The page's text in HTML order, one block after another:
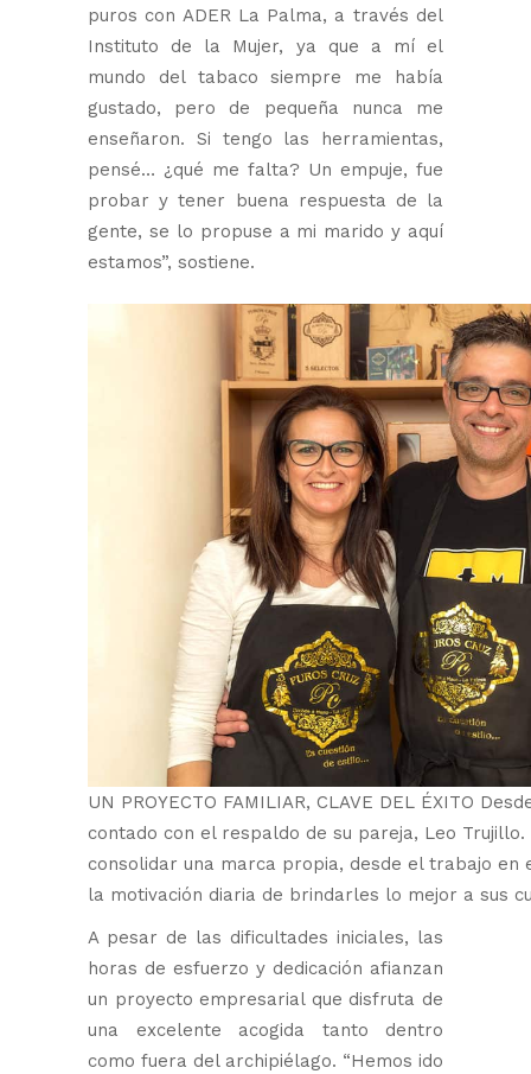
puros con ADER La Palma, a través del
Instituto de la Mujer, ya que a mí el
mundo del tabaco siempre me había
gustado, pero de pequeña nunca me
enseñaron. Si tengo las herramientas,
pensé… ¿qué me falta? Un empuje, fue
probar y tener buena respuesta de la
gente, se lo propuse a mi marido y aquí
estamos”, sostiene.
UN PROYECTO FAMILIAR, CLAVE DEL ÉXITO
contado con el respaldo de su pareja, Leo Trujillo.
consolidar una marca propia, desde el trabajo en
la motivación diaria de brindarles lo mejor a sus
A pesar de las dificultades iniciales, las
horas de esfuerzo y dedicación afianzan
un proyecto empresarial que disfruta de
una excelente acogida tanto dentro
como fuera del archipiélago. “Hemos ido